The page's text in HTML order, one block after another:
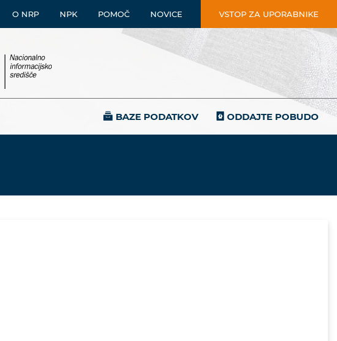
O NRP NPK POMOČ NOVICE VSTOP ZA UPORABNIKE
BAZE PODATKOV ODDAJTE POBUDO